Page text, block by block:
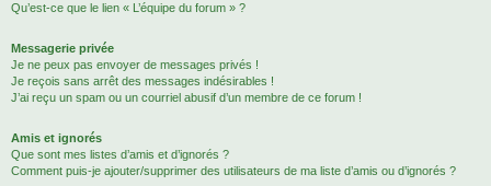
Qu’est-ce que le lien « L’équipe du forum » ?
Messagerie privée
Je ne peux pas envoyer de messages privés !
Je reçois sans arrêt des messages indésirables !
J’ai reçu un spam ou un courriel abusif d’un membre de ce forum !
Amis et ignorés
Que sont mes listes d’amis et d’ignorés ?
Comment puis-je ajouter/supprimer des utilisateurs de ma liste d’amis ou d’ignorés ?